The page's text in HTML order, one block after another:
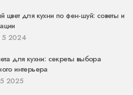
цвет для кухни по фен-шуй: советы и
5 2024
для кухни: секреты выбора
интерьера
2025